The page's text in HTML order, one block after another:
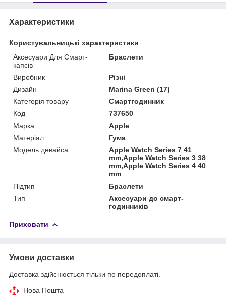
Характеристики
Користувальницькі характеристики
Аксесуари Для Смарт-
капсів
Браслети
Виробник
Різні
Дизайн
Marina Green (17)
Категорія товару
Смартгодинник
Код
737650
Марка
Apple
Матеріал
Гума
Модель девайса
Apple Watch Series 7 41
mm,Apple Watch Series 3 38
mm,Apple Watch Series 4 40
mm
Підтип
Браслети
Тип
Аксесуари до смарт-
годинників
Приховати
Умови доставки
Доставка здійснюється тільки по передоплаті.
Нова Пошта